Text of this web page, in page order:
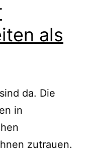
als
da. Die
in
zutrauen.